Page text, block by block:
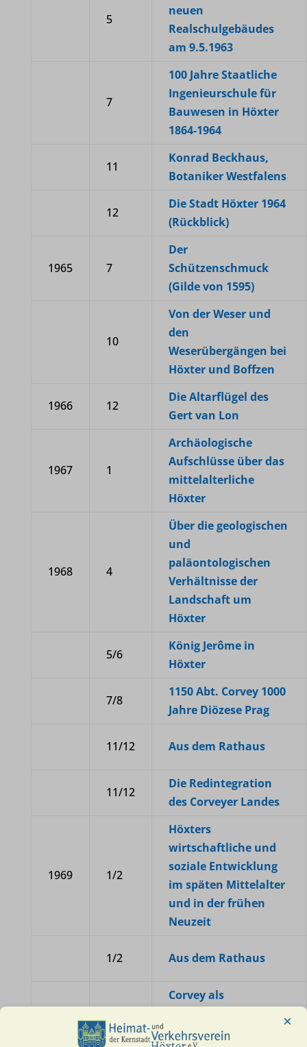
5
neuen
Realschulgebäudes
am 9.5.1963
7
100 Jahre Staatliche
Ingenieurschule für
Bauwesen in Höxter
1864-1964
11
Konrad Beckhaus,
Botaniker Westfalens
12
Die Stadt Höxter 1964
(Rückblick)
1965 7
Der
Schützenschmuck
(Gilde von 1595)
10
Von der Weser und
den
Weserübergängen bei
Höxter und Boffzen
1966 12
Die Altarflügel des
Gert van Lon
1967 1
Archäologische
Aufschlüsse über das
mittelalterliche
Höxter
1968 4
Über die geologischen
und
paläontologischen
Verhältnisse der
Landschaft um
Höxter
5/6
König Jerôme in
Höxter
7/8
1150 Abt. Corvey 1000
Jahre Diözese Prag
11/12 Aus dem Rathaus
11/12
Die Redintegration
des Corveyer Landes
1969 1/2
Höxters
wirtschaftliche und
soziale Entwicklung
im späten Mittelalter
und in der frühen
Neuzeit
1/2 Aus dem Rathaus
3/4
Corvey als
Königreich
×